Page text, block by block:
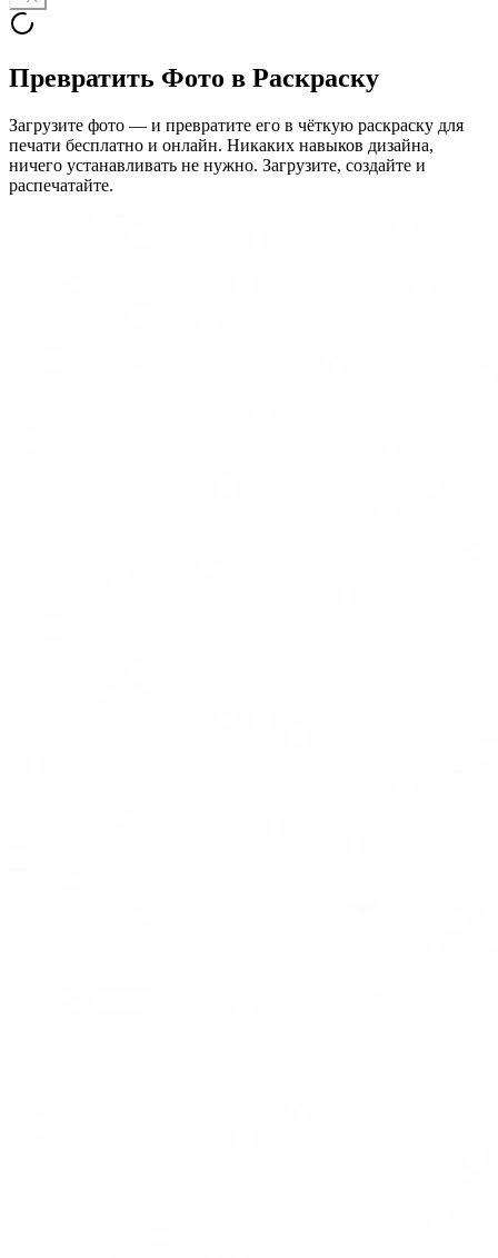
Превратить Фото в Раскраску
Загрузите фото — и превратите его в чёткую раскраску для
печати бесплатно и онлайн. Никаких навыков дизайна,
ничего устанавливать не нужно. Загрузите, создайте и
распечатайте.